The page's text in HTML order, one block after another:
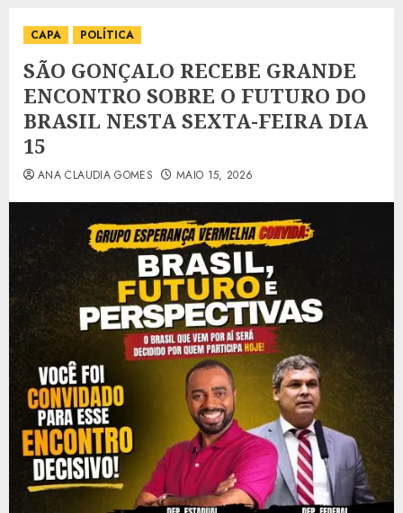
CAPA POLÍTICA
SÃO GONÇALO RECEBE GRANDE
ENCONTRO SOBRE O FUTURO DO
BRASIL NESTA SEXTA-FEIRA DIA
15
ANA CLAUDIA GOMES MAIO 15, 2026